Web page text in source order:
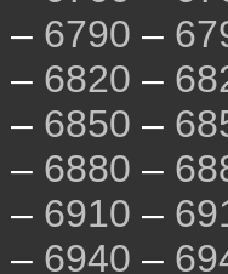
– 6790 –
– 6820 –
– 6850 –
– 6880 –
– 6910 –
– 6940 –